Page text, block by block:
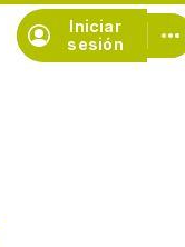
Iniciar
sesión